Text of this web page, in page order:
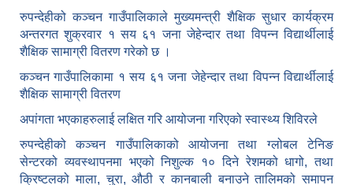
रुपन्देहीको कञ्चन गाउँपालिकाले मुख्यमन्त्री शैक्षिक सुधार कार्यक्रम
अन्तरगत शुक्रवार १ सय ६१ जना जेहेन्दार तथा विपन्न विद्यार्थीलाई
शैक्षिक सामाग्री वितरण गरेको छ ।
कञ्चन गाउँपालिकामा १ सय ६१ जना जेहेन्दार तथा विपन्न विद्यार्थीलाई
शैक्षिक सामाग्री वितरण
अपांगता भएकाहरुलाई लक्षित गरि आयोजना गरिएको स्वास्थ्य शिविरले
रुपन्देहीको कञ्चन गाउँपालिकाको आयोजना तथा ग्लोबल टेनिङ
सेन्टरको व्यवस्थापनमा भएको निशुल्क १० दिने रेशमको धागो, तथा
क्रिष्टलको माला, चुरा, औठी र कानबाली बनाउने तालिमको समापन